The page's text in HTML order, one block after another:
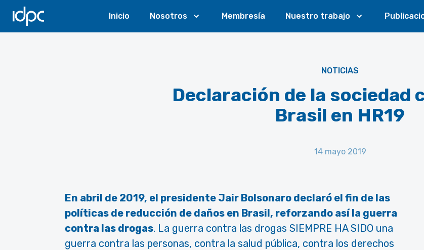
IDPC
Inicio Nosotros Membresía Nuestro trabajo
NOTICIAS
Declaración de la sociedad
Brasil en HR19
14 mayo 2019
En abril de 2019, el presidente Jair Bolsonaro declaró el fin de las
políticas de reducción de daños en Brasil, reforzando así la guerra
contra las drogas. La guerra contra las drogas SIEMPRE HA SIDO una
guerra contra las personas, contra la salud pública, contra los derechos